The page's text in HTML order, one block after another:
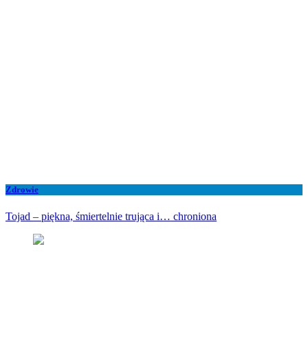
Zdrowie
Tojad – piękna, śmiertelnie trująca i… chroniona